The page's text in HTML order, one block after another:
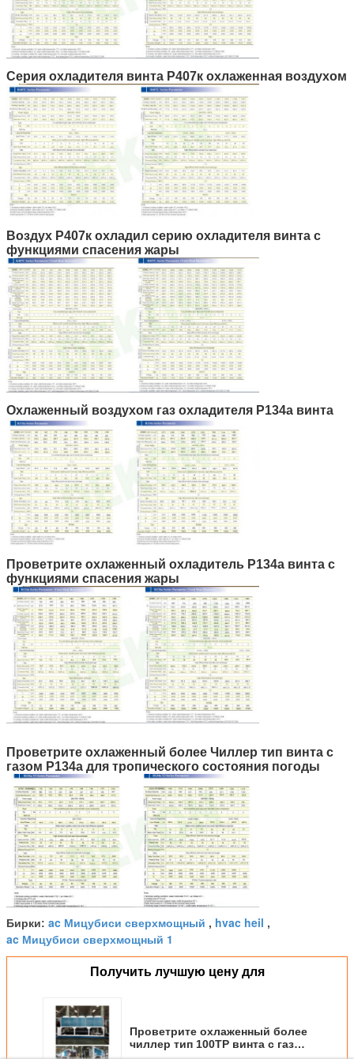
Серия охладителя винта Р407к охлаженная воздухом
Воздух Р407к охладил серию охладителя винта с
функциями спасения жары
Охлаженный воздухом газ охладителя Р134а винта
Проветрите охлаженный охладитель Р134а винта с
функциями спасения жары
Проветрите охлаженный более Чиллер тип винта с
газом Р134а для тропического состояния погоды
Бирки: ac Мицубиси сверхмощный , hvac heil ,
ac Мицубиси сверхмощный 1
Получить лучшую цену для
Проветрите охлаженный более
чиллер тип 100ТР винта с газом